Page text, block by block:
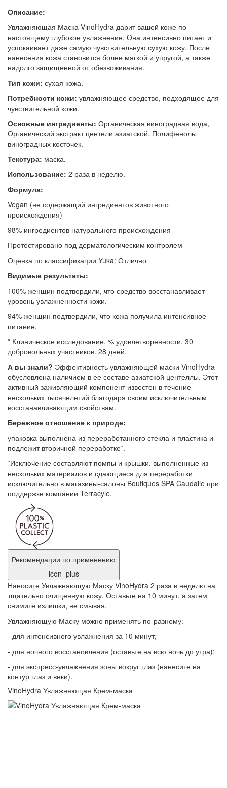
Описание:
Увлажняющая Маска VinoHydra дарит вашей коже по-
настоящему глубокое увлажнение. Она интенсивно питает и
успокаивает даже самую чувствительную сухую кожу. После
нанесения кожа становится более мягкой и упругой, а также
надолго защищенной от обезвоживания.
Тип кожи: сухая кожа.
Потребности кожи: увлажняющее средство, подходящее для
чувствительной кожи.
Основные ингредиенты: Органическая виноградная вода,
Органический экстракт центели азиатской, Полифенолы
виноградных косточек.
Текстура: маска.
Использование: 2 раза в неделю.
Формула:
Vegan (не содержащий ингредиентов животного
происхождения)
98% ингредиентов натурального происхождения
Протестировано под дерматологическим контролем
Оценка по классификации Yuka: Отлично
Видимые результаты:
100% женщин подтвердили, что средство восстанавливает
уровень увлажненности кожи.
94% женщин подтвердили, что кожа получила интенсивное
питание.
* Клиническое исследование. % удовлетворенности. 30
добровольных участников. 28 дней.
А вы знали? Эффективность увлажняющей маски VinoHydra
обусловлена наличием в ее составе азиатской центеллы. Этот
активный заживляющий компонент известен в течение
нескольких тысячелетий благодаря своим исключительным
восстанавливающим свойствам.
Бережное отношение к природе:
упаковка выполнена из переработанного стекла и пластика и
подлежит вторичной переработке*.
*Исключение составляют помпы и крышки, выполненные из
нескольких материалов и сдающиеся для переработки
исключительно в магазины-салоны Boutiques SPA Caudalie при
поддержке компании Terracyle.
Рекомендации по применению
icon_plus
Наносите Увлажняющую Маску VinoHydra 2 раза в неделю на
тщательно очищенную кожу. Оставьте на 10 минут, а затем
снимите излишки, не смывая.
Увлажняющую Маску можно применять по-разному:
- для интенсивного увлажнения за 10 минут;
- для ночного восстановления (оставьте на всю ночь до утра);
- для экспресс-увлажнения зоны вокруг глаз (нанесите на
контур глаз и веки).
VinoHydra Увлажняющая Крем-маска